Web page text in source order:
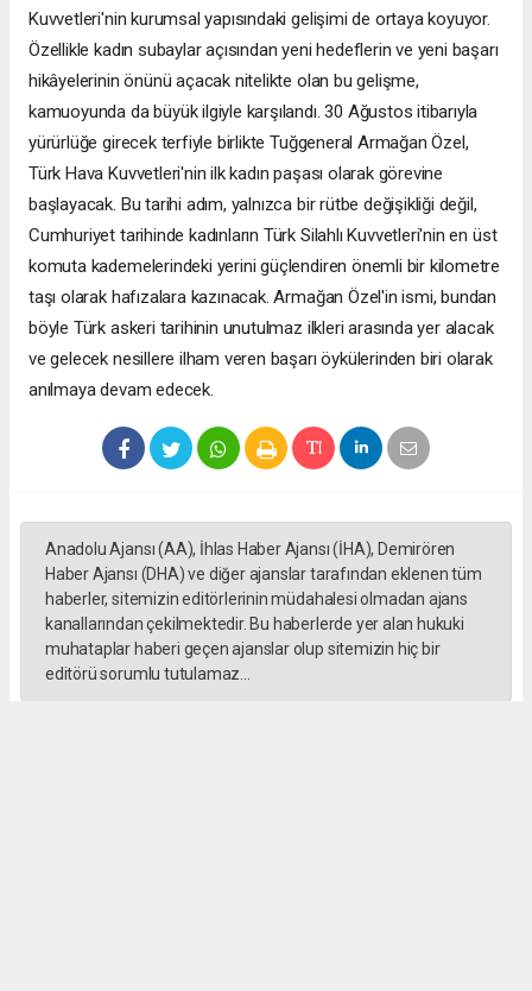
Kuvvetleri'nin kurumsal yapısındaki gelişimi de ortaya koyuyor.
Özellikle kadın subaylar açısından yeni hedeflerin ve yeni başarı
hikâyelerinin önünü açacak nitelikte olan bu gelişme,
kamuoyunda da büyük ilgiyle karşılandı. 30 Ağustos itibarıyla
yürürlüğe girecek terfiyle birlikte Tuğgeneral Armağan Özel,
Türk Hava Kuvvetleri'nin ilk kadın paşası olarak görevine
başlayacak. Bu tarihi adım, yalnızca bir rütbe değişikliği değil,
Cumhuriyet tarihinde kadınların Türk Silahlı Kuvvetleri'nin en üst
komuta kademelerindeki yerini güçlendiren önemli bir kilometre
taşı olarak hafızalara kazınacak. Armağan Özel'in ismi, bundan
böyle Türk askeri tarihinin unutulmaz ilkleri arasında yer alacak
ve gelecek nesillere ilham veren başarı öykülerinden biri olarak
anılmaya devam edecek.
Anadolu Ajansı (AA), İhlas Haber Ajansı (İHA), Demirören
Haber Ajansı (DHA) ve diğer ajanslar tarafından eklenen tüm
haberler, sitemizin editörlerinin müdahalesi olmadan ajans
kanallarından çekilmektedir. Bu haberlerde yer alan hukuki
muhataplar haberi geçen ajanslar olup sitemizin hiç bir
editörü sorumlu tutulamaz...